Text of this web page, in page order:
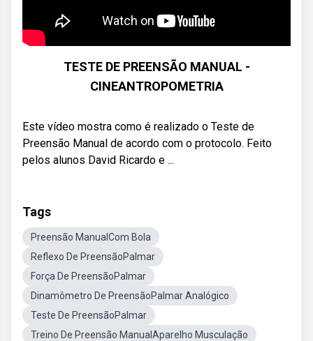
TESTE DE PREENSÃO MANUAL -
CINEANTROPOMETRIA
Este vídeo mostra como é realizado o Teste de
Preensão Manual de acordo com o protocolo. Feito
pelos alunos David Ricardo e ...
Tags
Preensão ManualCom Bola
Reflexo De PreensãoPalmar
Força De PreensãoPalmar
Dinamômetro De PreensãoPalmar Analógico
Teste De PreensãoPalmar
Treino De Preensão ManualAparelho Musculação